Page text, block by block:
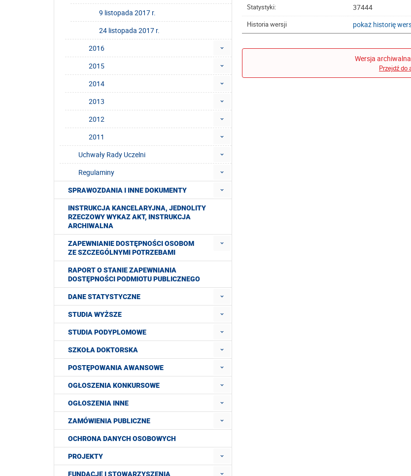
Statystyki: 37444
Historia wersji pokaż historię
Wersja
Przejdź do
9 listopada 2017 r.
24 listopada 2017 r.
2016
2015
2014
2013
2012
2011
Uchwały Rady Uczelni
Regulaminy
SPRAWOZDANIA I INNE DOKUMENTY
INSTRUKCJA KANCELARYJNA, JEDNOLITY
RZECZOWY WYKAZ AKT, INSTRUKCJA
ARCHIWALNA
ZAPEWNIANIE DOSTĘPNOŚCI OSOBOM
ZE SZCZEGÓLNYMI POTRZEBAMI
RAPORT O STANIE ZAPEWNIANIA
DOSTĘPNOŚCI PODMIOTU PUBLICZNEGO
DANE STATYSTYCZNE
STUDIA WYŻSZE
STUDIA PODYPLOMOWE
SZKOŁA DOKTORSKA
POSTĘPOWANIA AWANSOWE
OGŁOSZENIA KONKURSOWE
OGŁOSZENIA INNE
ZAMÓWIENIA PUBLICZNE
OCHRONA DANYCH OSOBOWYCH
PROJEKTY
FUNDACJE I STOWARZYSZENIA